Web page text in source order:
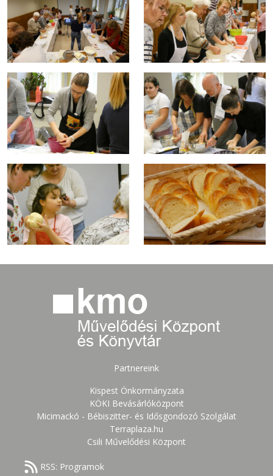
Partnereink
Kispest Önkormányzata
KÖKI Bevásárlóközpont
Micimackó - Bébiszitter- és Idősgondozó Szolgálat
Terraplaza.hu
Csili Művelődési Központ
RSS: Programok